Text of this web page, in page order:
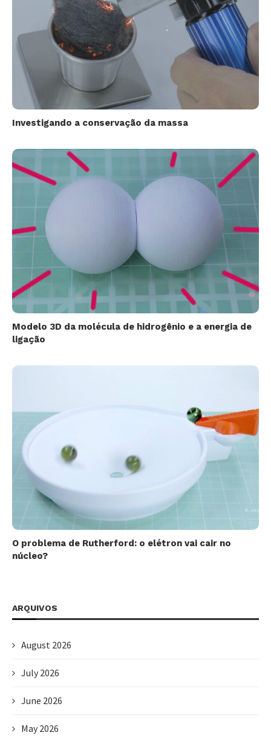
Investigando a conservação da massa
Modelo 3D da molécula de hidrogênio e a energia de
ligação
O problema de Rutherford: o elétron vai cair no
núcleo?
ARQUIVOS
August 2026
July 2026
June 2026
May 2026